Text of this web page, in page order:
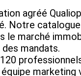
agréé
Notre
le marché
mandats.